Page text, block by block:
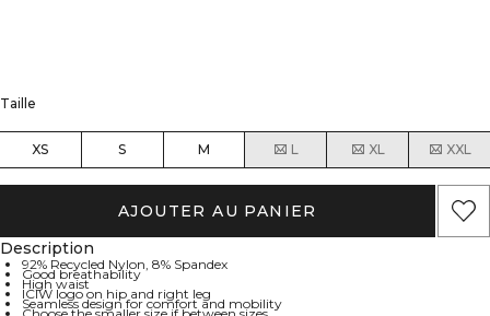
Taille
XS S M L XL XXL
AJOUTER AU PANIER
Description
92% Recycled Nylon, 8% Spandex
Good breathability
High waist
ICIW logo on hip and right leg
Seamless design for comfort and mobility